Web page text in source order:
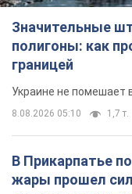
Непогода обрушилась
область и курортный
18,2 т.
Женщине
долга за газ из-
неисправного
вынес
Нужно ли платить
3 години тому 30,2 т.